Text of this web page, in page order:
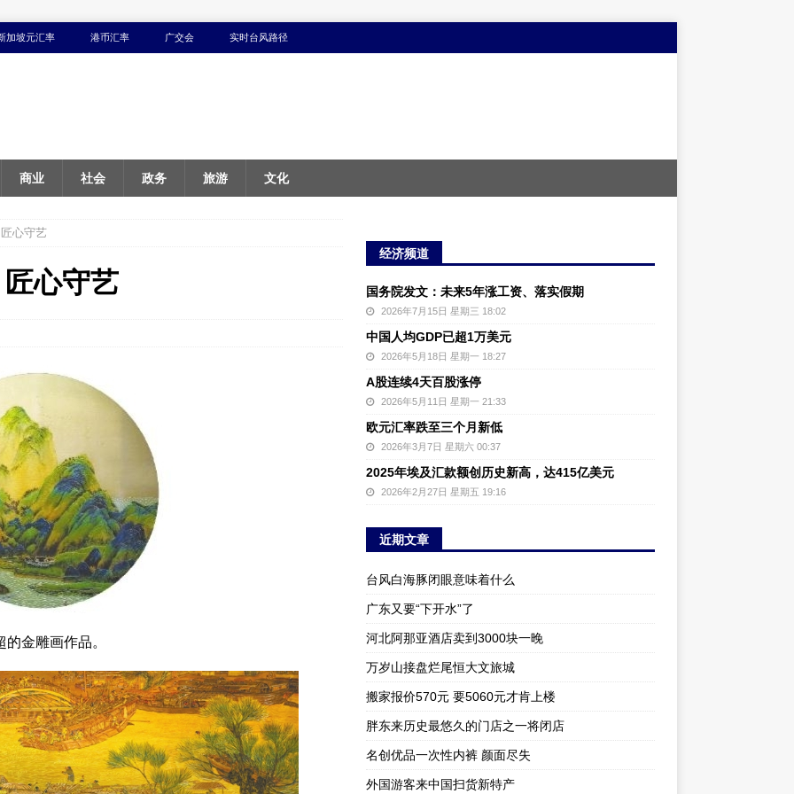
加坡元汇率 港币汇率 广交会 实时台风路径
商业 社会 政务 旅游 文化
心守艺
心守艺
的金雕画作品。
经济频道
国务院发文：未来5年涨工资、落实假期
2026年7月15日 星期三 18:02
中国人均GDP已超1万美元
2026年5月18日 星期一 18:27
A股连续4天百股涨停
2026年5月11日 星期一 21:33
欧元汇率跌至三个月新低
2026年3月7日 星期六 00:37
2025年埃及汇款额创历史新高，达415亿美元
2026年2月27日 星期五 19:16
近期文章
台风白海豚闭眼意味着什么
广东又要“下开水”了
河北阿那亚酒店卖到3000块一晚
万岁山接盘烂尾恒大文旅城
搬家报价570元 要5060元才肯上楼
胖东来历史最悠久的门店之一将闭店
名创优品一次性内裤 颜面尽失
外国游客来中国扫货新特产